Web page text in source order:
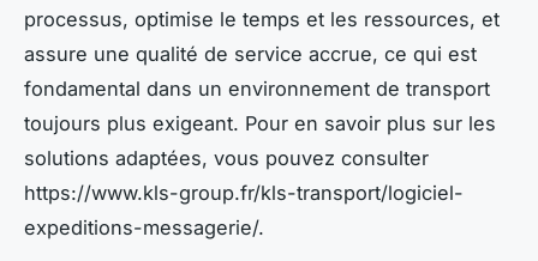
processus, optimise le temps et les ressources, et
assure une qualité de service accrue, ce qui est
fondamental dans un environnement de transport
toujours plus exigeant. Pour en savoir plus sur les
solutions adaptées, vous pouvez consulter
https://www.kls-group.fr/kls-transport/logiciel-
expeditions-messagerie/.